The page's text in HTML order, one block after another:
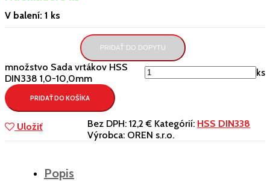
V balení: 1 ks
PRIDAŤ DO DOPYTU
množstvo Sada vrtákov HSS
DIN338 1,0-10,0mm
ks
PRIDAŤ DO KOŠÍKA
Uložiť Bez DPH: 12,2 € Kategórií: HSS DIN338
Výrobca: OREN s.r.o.
Popis